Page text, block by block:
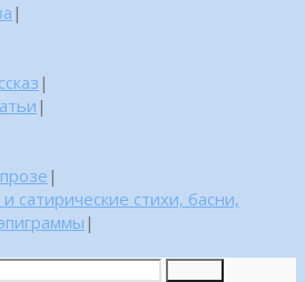
|
|
|
|
сатирические стихи, басни,
|